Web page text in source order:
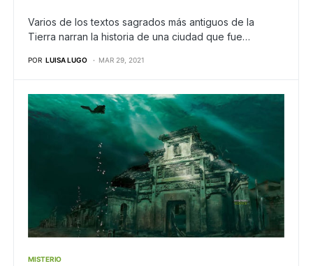
Varios de los textos sagrados más antiguos de la
Tierra narran la historia de una ciudad que fue…
POR LUISA LUGO MAR 29, 2021
MISTERIO